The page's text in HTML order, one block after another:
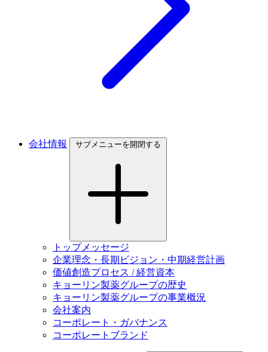
会社情報 サブメニューを開閉する
トップメッセージ
企業理念・長期ビジョン・中期経営計画
価値創造プロセス / 経営資本
キョーリン製薬グループの歴史
キョーリン製薬グループの事業概況
会社案内
コーポレート・ガバナンス
コーポレートブランド